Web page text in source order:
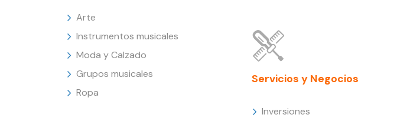
Arte
Instrumentos musicales
Moda y Calzado
Grupos musicales
Ropa
Servicios y Negocios
Inversiones